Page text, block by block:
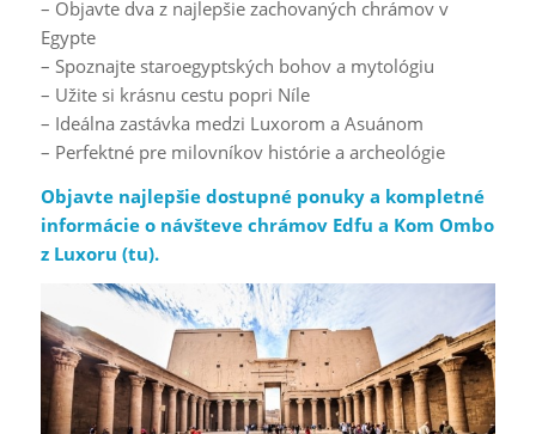
– Objavte dva z najlepšie zachovaných chrámov v
Egypte
– Spoznajte staroegyptských bohov a mytológiu
– Užite si krásnu cestu popri Níle
– Ideálna zastávka medzi Luxorom a Asuánom
– Perfektné pre milovníkov histórie a archeológie
Objavte najlepšie dostupné ponuky a kompletné
informácie o návšteve chrámov Edfu a Kom Ombo
z Luxoru (tu).